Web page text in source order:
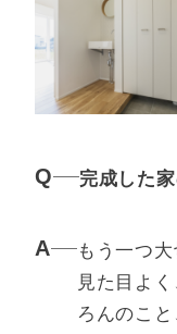
完成した
もう一つ大
見た目よ
ろんのこ